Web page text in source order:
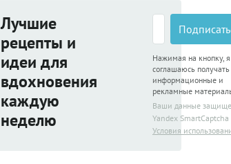
Лучшие
рецепты и
идеи для
вдохновения
каждую
неделю
Нажимая на кнопку, я
соглашаюсь получать
информационные и
рекламные
Ваши данные
Yandex SmartCaptcha
Условия